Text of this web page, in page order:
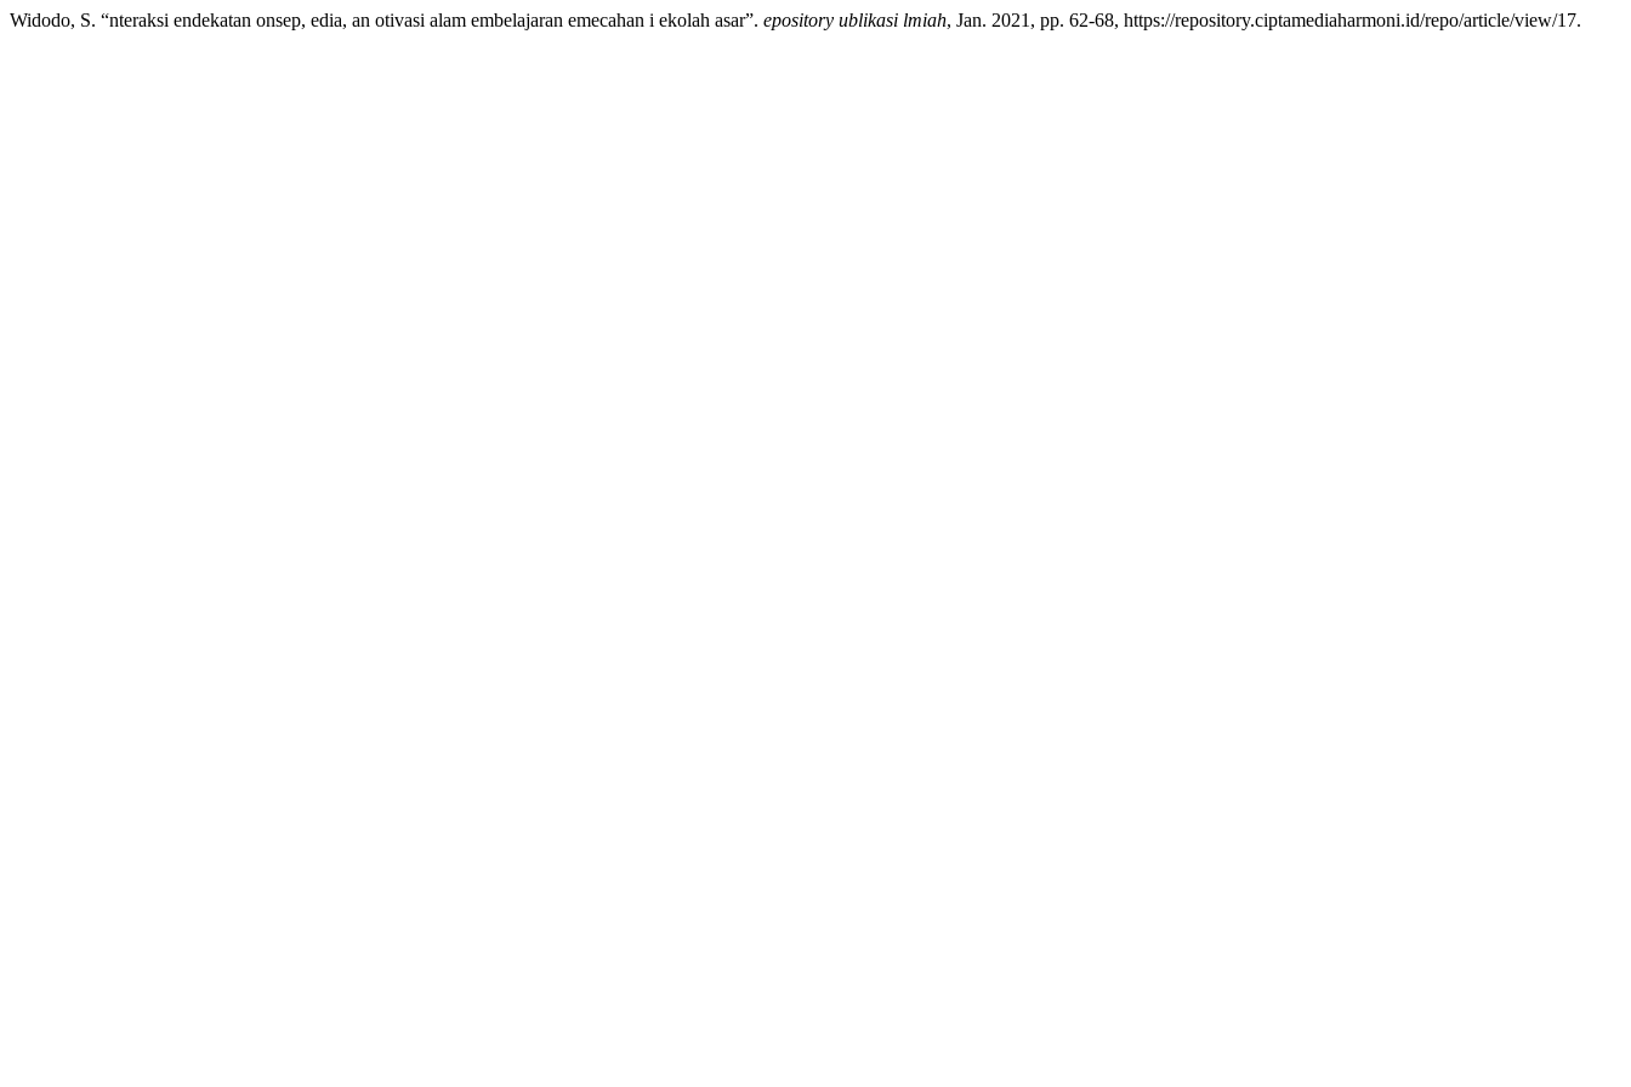
Widodo, S. “nteraksi endekatan onsep, edia, an otivasi alam embelajaran emecahan i ekolah asar”. epository ublikasi lmiah, Jan. 2021, pp. 62-68, https://repository.ciptamediaharmoni.id/repo/article/view/17.